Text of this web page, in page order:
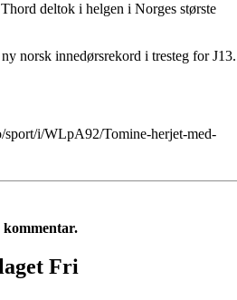
deltok i helgen i Norges største
norsk innedørsrekord i tresteg for J13.
i/WLpA92/Tomine-herjet-med-
Fri